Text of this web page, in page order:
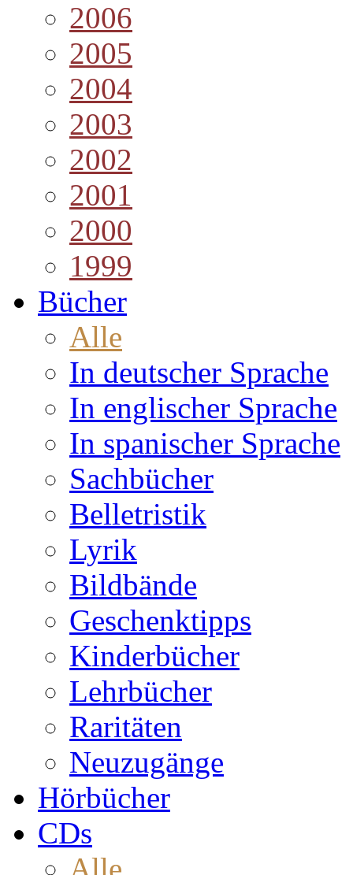
2006
2005
2004
2003
2002
2001
2000
1999
Bücher
Alle
In deutscher Sprache
In englischer Sprache
In spanischer Sprache
Sachbücher
Belletristik
Lyrik
Bildbände
Geschenktipps
Kinderbücher
Lehrbücher
Raritäten
Neuzugänge
Hörbücher
CDs